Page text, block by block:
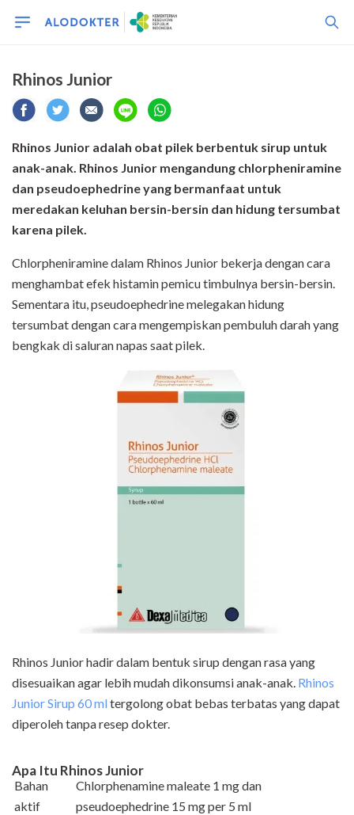
Rhinos Junior
Rhinos Junior adalah obat pilek berbentuk sirup untuk
anak-anak. Rhinos Junior mengandung chlorpheniramine
dan pseudoephedrine yang bermanfaat untuk
meredakan keluhan bersin-bersin dan hidung tersumbat
karena pilek.
Chlorpheniramine dalam Rhinos Junior bekerja dengan cara
menghambat efek histamin pemicu timbulnya bersin-bersin.
Sementara itu, pseudoephedrine melegakan hidung
tersumbat dengan cara mengempiskan pembuluh darah yang
bengkak di saluran napas saat pilek.
Rhinos Junior hadir dalam bentuk sirup dengan rasa yang
disesuaikan agar lebih mudah dikonsumsi anak-anak. Rhinos
Junior Sirup 60 mltergolong obat bebas terbatas yang dapat
diperoleh tanpa resep dokter.
Apa Itu Rhinos Junior
Bahan
aktif
Chlorphenamine maleate 1 mg dan
pseudoephedrine 15 mg per 5 ml